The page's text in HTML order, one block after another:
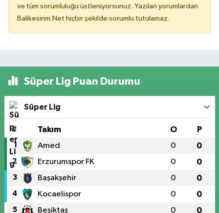
ve tüm sorumluluğu üstleniyorsunuz. Yazılan yorumlardan
Balikesirim.Net hiçbir şekilde sorumlu tutulamaz.
Süper Lig Puan Durumu
Süper Lig
# Takım O P
1 Amed 0 0
2 Erzurumspor FK 0 0
3 Başakşehir 0 0
4 Kocaelispor 0 0
5 Beşiktaş 0 0